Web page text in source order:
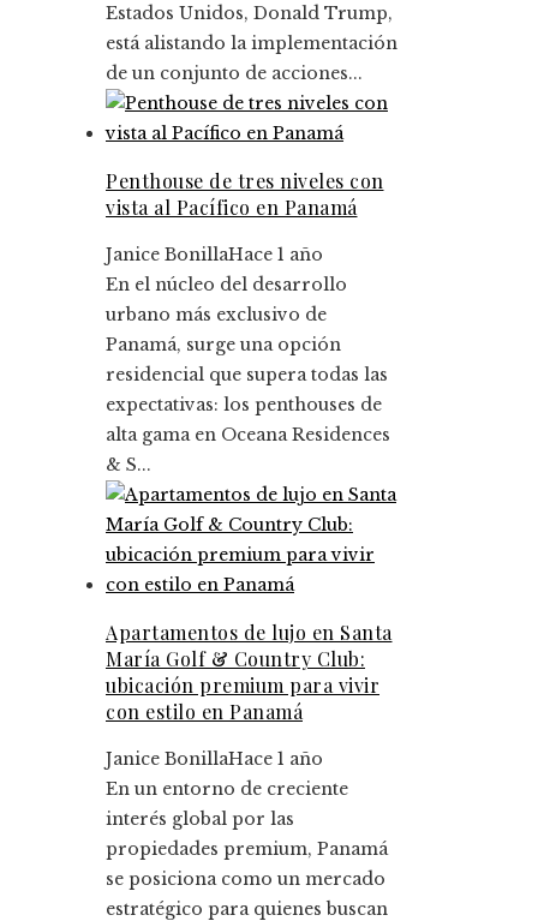
Estados Unidos, Donald Trump,
está alistando la implementación
de un conjunto de acciones...
Penthouse de tres niveles con
vista al Pacífico en Panamá
Janice BonillaHace 1 año
En el núcleo del desarrollo
urbano más exclusivo de
Panamá, surge una opción
residencial que supera todas las
expectativas: los penthouses de
alta gama en Oceana Residences
& S...
Apartamentos de lujo en Santa
María Golf & Country Club:
ubicación premium para vivir
con estilo en Panamá
Janice BonillaHace 1 año
En un entorno de creciente
interés global por las
propiedades premium, Panamá
se posiciona como un mercado
estratégico para quienes buscan